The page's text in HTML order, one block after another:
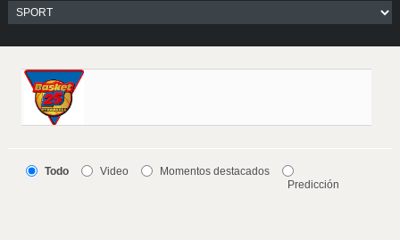
Todo Video
Momentos destacados
Predicción